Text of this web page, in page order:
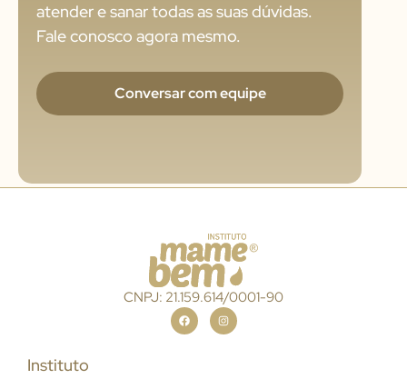
atender e sanar todas as suas dúvidas.
Fale conosco agora mesmo.
Conversar com equipe
CNPJ: 21.159.614/0001-90
Instituto